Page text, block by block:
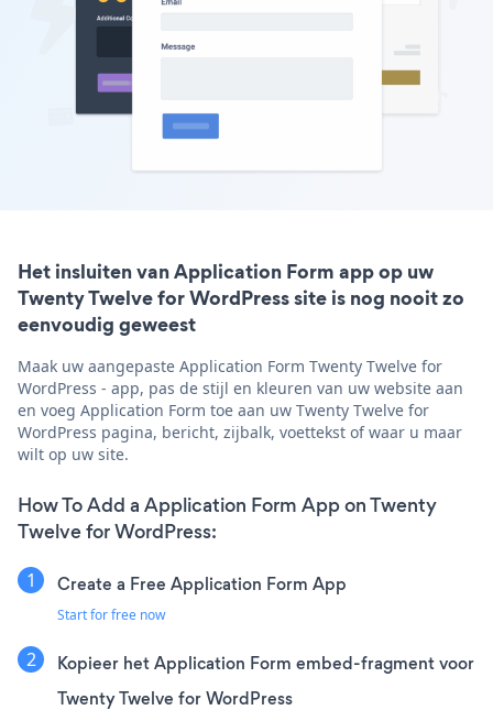
Het insluiten van Application Form app op uw
Twenty Twelve for WordPress site is nog nooit zo
eenvoudig geweest
Maak uw aangepaste Application Form Twenty Twelve for
WordPress - app, pas de stijl en kleuren van uw website aan
en voeg Application Form toe aan uw Twenty Twelve for
WordPress pagina, bericht, zijbalk, voettekst of waar u maar
wilt op uw site.
How To Add a Application Form App on Twenty
Twelve for WordPress:
Create a Free Application Form App
Start for free now
Kopieer het Application Form embed-fragment voor
Twenty Twelve for WordPress